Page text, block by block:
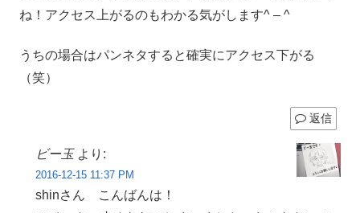
ね！アクセス上がるのもわかる気がします^ – ^
うちの場合はパンネタすると確実にアクセス下がる
（笑）
返信
ビー玉 より:
2016-12-15 11:37 PM
shinさん こんばんは！